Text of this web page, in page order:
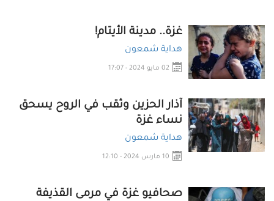
غزة.. مدينة الأيتام!
هداية شمعون
02 مايو 2024 - 17:07
آذار الحزين وثقب في الروح يسحق
نساء غزة
هداية شمعون
10 مارس 2024 - 12:10
صحافيو غزة في مرمى القذيفة